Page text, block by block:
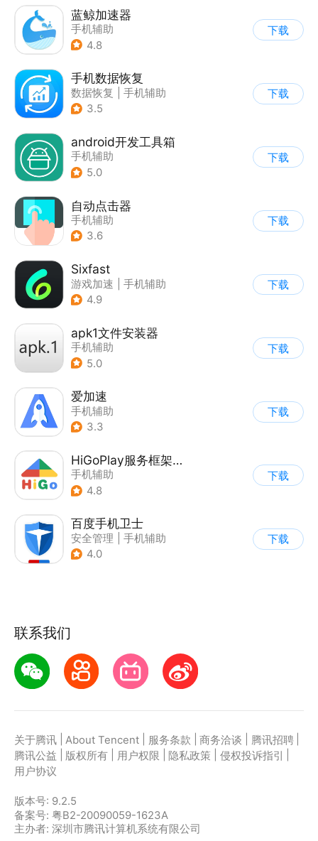
蓝鲸加速器
手机辅助
4.8
下载
手机数据恢复
数据恢复
手机辅助
3.5
下载
android开发工具箱
手机辅助
5.0
下载
自动点击器
手机辅助
3.6
下载
Sixfast
游戏加速
手机辅助
4.9
下载
apk1文件安装器
手机辅助
5.0
下载
爱加速
手机辅助
3.3
下载
HiGoPlay服务框架安装器
手机辅助
4.8
下载
百度手机卫士
安全管理
手机辅助
4.0
下载
联系我们
关于腾讯 About Tencent 服务条款 商务洽谈 腾讯招聘
腾讯公益
版权所有 用户权限 隐私政策 侵权投诉指引
用户协议
版本号: 9.2.5
备案号: 粤B2-20090059-1623A
主办者: 深圳市腾讯计算机系统有限公司